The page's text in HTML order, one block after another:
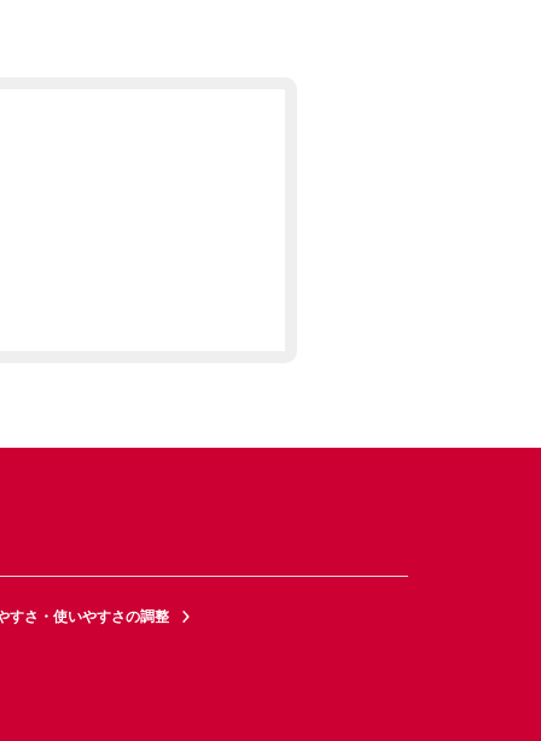
すさ・使いやすさの調整